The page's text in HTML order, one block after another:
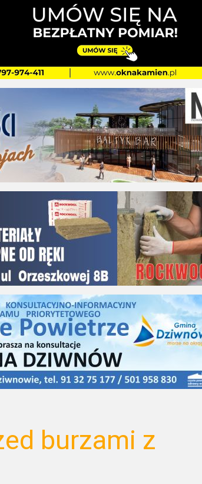
burzami z